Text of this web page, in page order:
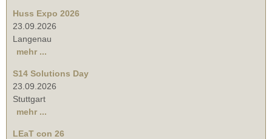
Huss Expo 2026
23.09.2026
Langenau
mehr ...
S14 Solutions Day
23.09.2026
Stuttgart
mehr ...
LEaT con 26